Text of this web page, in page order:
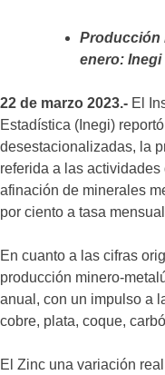
Producción
enero: Inegi
22 de marzo 2023.- El
Estadística (Inegi)
desestacionalizadas, la
referida a las
afinación de minerales
por ciento a tasa
En cuanto a las cifras
producción minero-
anual, con un impulso a
cobre, plata, coque,
El Zinc una variación